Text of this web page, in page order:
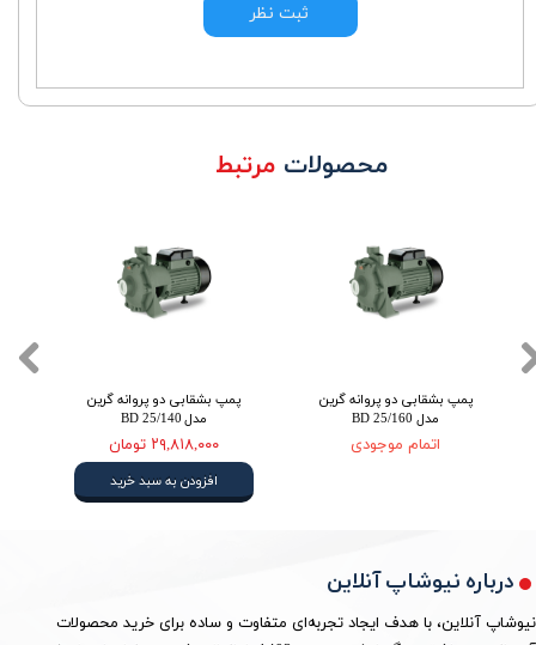
ثبت نظر
پمپ بشقابی دو پروانه گرین
مدل BD 25/140
۲۹,۸۱۸,۰۰۰ تومان
افزودن به سبد خرید
پمپ بشقابی دو پروانه گرین
مدل BD 25/160
اتمام موجودی
محصولات مرتبط
درباره نیوشاپ آنلاین
نیوشاپ آنلاین، با هدف ایجاد تجربه‌ای متفاوت و ساده برای خرید محصولات